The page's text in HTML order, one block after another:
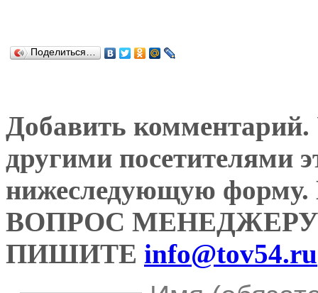
Поделиться…
Добавить комментарий.
другими посетителями
нижеследующую
ВОПРОС
ПИШИТЕ info@tov54.ru